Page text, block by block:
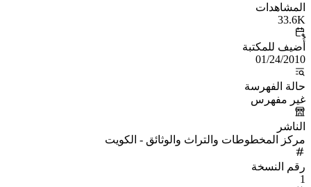
المشاهدات
33.6K
أُضيف للمكتبة
01/24/2010
حالة الفهرسة
غير مفهرس
الناشر
مركز المخطوطات والتراث والوثائق - الكويت
رقم النسخة
1